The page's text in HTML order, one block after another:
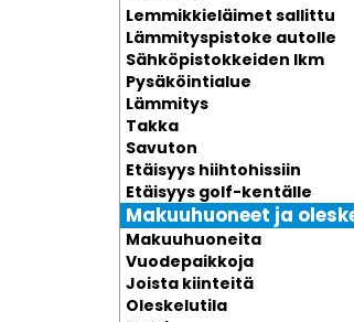
Lemmikkieläimet sallittu
Lämmityspistoke autolle
Sähköpistokkeiden lkm
Pysäköintialue
Lämmitys
Takka
Savuton
Etäisyys hiihtohissiin
Etäisyys golf-kentälle
Makuuhuoneet ja
Makuuhuoneita
Vuodepaikkoja
Joista kiinteitä
Oleskelutila